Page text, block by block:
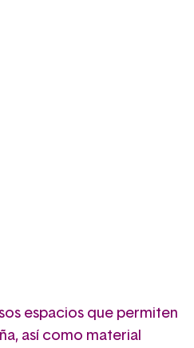
espacios que permiten
así como material